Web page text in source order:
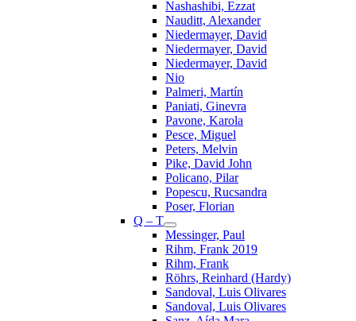
Nashashibi, Ezzat
Nauditt, Alexander
Niedermayer, David
Niedermayer, David
Niedermayer, David
Nio
Palmeri, Martín
Paniati, Ginevra
Pavone, Karola
Pesce, Miguel
Peters, Melvin
Pike, David John
Policano, Pilar
Popescu, Rucsandra
Poser, Florian
Q – T
Messinger, Paul
Rihm, Frank 2019
Rihm, Frank
Röhrs, Reinhard (Hardy)
Sandoval, Luis Olivares
Sandoval, Luis Olivares